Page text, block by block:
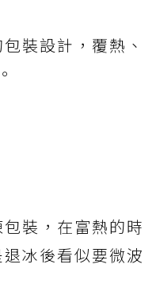
裝設計，覆熱、
裝，在富熱的時
冰後看似要微波